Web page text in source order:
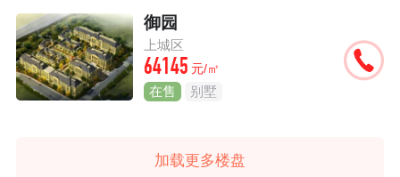
御园
上城区
64145 元/㎡
在售 别墅
加载更多楼盘